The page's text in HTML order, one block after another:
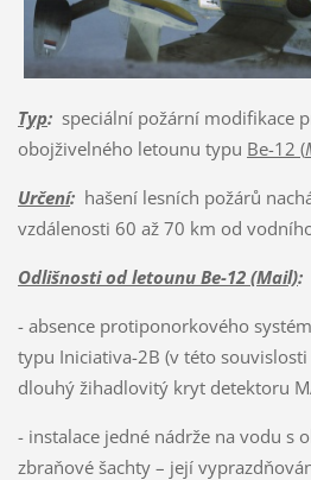
Typ:speciální požární modifikace
obojživelného letounu typu Be-12 (
Určení:hašení lesních požárů
vzdálenosti 60 až 70 km od
Odlišnosti od letounu Be-12 (Mail):
- absence protiponorkového
typu Iniciativa-2B (v této
dlouhý žihadlovitý kryt detektoru
- instalace jedné nádrže na vodu s
zbraňové šachty – její